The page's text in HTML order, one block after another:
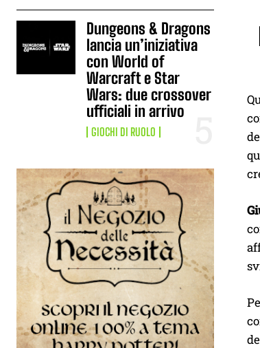
Dungeons & Dragons
lancia un’iniziativa
con World of
Warcraft e Star
Wars: due crossover
ufficiali in arrivo
GIOCHI DI RUOLO